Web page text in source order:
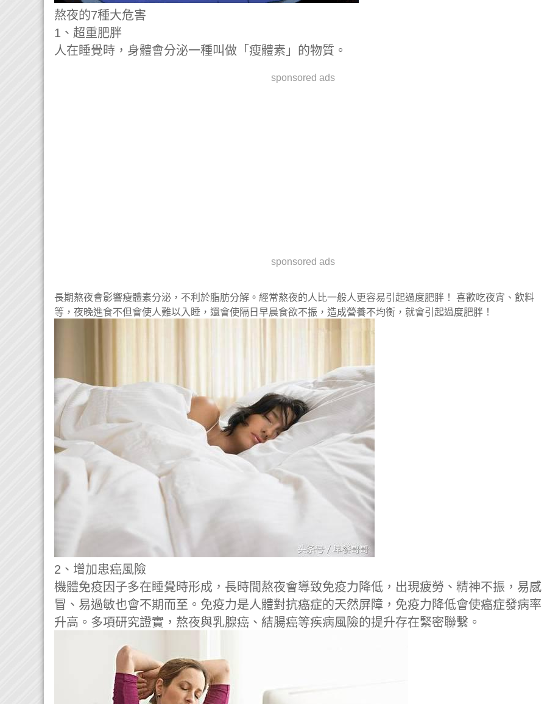
熬夜的7種大危害
1、 超重肥胖
人在睡覺時，身體會分泌一種叫做「瘦體素」的物質。
sponsored ads
sponsored ads
長期熬夜會影響瘦體素分泌，不利於脂肪分解。經常熬夜的人比一般人更容易引起過度肥胖！ 喜歡吃夜宵、飲料
等，夜晚進食不但會使人難以入睡，還會使隔日早晨食欲不振，造成營養不均衡，就會引起過度肥胖！
2、 增加患癌風險
機體免疫因子多在睡覺時形成，長時間熬夜會導致免疫力降低，出現疲勞、精神不振，易感
冒、易過敏也會不期而至。免疫力是人體對抗癌症的天然屏障，免疫力降低會使癌症發病率
升高。多項研究證實，熬夜與乳腺癌、結腸癌等疾病風險的提升存在緊密聯繫。